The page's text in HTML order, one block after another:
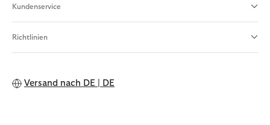
Kundenservice
Richtlinien
Versand nach DE | DE